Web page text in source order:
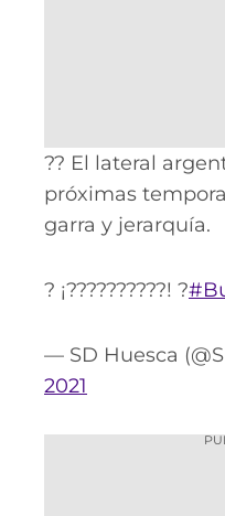
?? El lateral
próximas
garra y jerarquía.
? ¡??????????! ?
— SD Huesca
2021